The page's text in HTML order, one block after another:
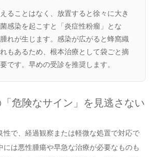
ることはなく、放置すると徐々に大き
感染を起こすと「炎症性粉瘤」とな
れが生じます。感染が広がると蜂窩織
もあるため、根本治療として袋ごと摘
です。早めの受診を推奨します。
危険なサイン」を見逃さない
性で、経過観察または軽微な処置で対応で
には悪性腫瘍や早急な治療が必要なものも